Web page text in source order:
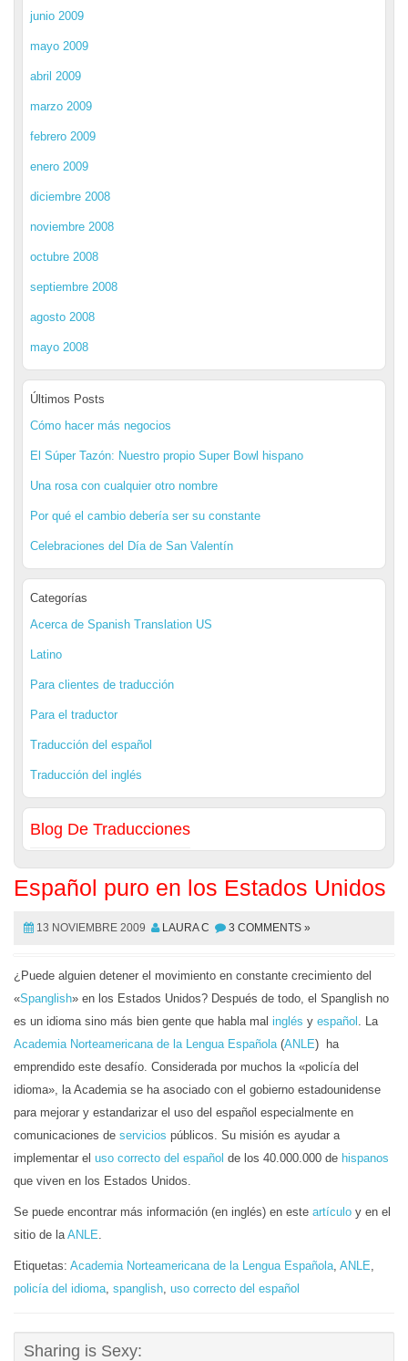
junio 2009
mayo 2009
abril 2009
marzo 2009
febrero 2009
enero 2009
diciembre 2008
noviembre 2008
octubre 2008
septiembre 2008
agosto 2008
mayo 2008
Últimos Posts
Cómo hacer más negocios
El Súper Tazón: Nuestro propio Super Bowl hispano
Una rosa con cualquier otro nombre
Por qué el cambio debería ser su constante
Celebraciones del Día de San Valentín
Categorías
Acerca de Spanish Translation US
Latino
Para clientes de traducción
Para el traductor
Traducción del español
Traducción del inglés
Blog De Traducciones
Español puro en los Estados Unidos
13 NOVIEMBRE 2009 LAURA C 3 COMMENTS »
¿Puede alguien detener el movimiento en constante crecimiento del
«Spanglish» en los Estados Unidos? Después de todo, el Spanglish no
es un idioma sino más bien gente que habla mal inglés y español . La
Academia Norteamericana de la Lengua Española(ANLE) ha
emprendido este desafío. Considerada por muchos la «policía del
idioma», la Academia se ha asociado con el gobierno estadounidense
para mejorar y estandarizar el uso del español especialmente en
comunicaciones de servicios públicos. Su misión es ayudar a
implementar el uso correcto del español de los 40.000.000 de hispanos
que viven en los Estados Unidos.
Se puede encontrar más información (en inglés) en este artículo y en el
sitio de laANLE.
Etiquetas: Academia Norteamericana de la Lengua Española, ANLE,
policía del idioma, spanglish, uso correcto del español
Sharing is Sexy: